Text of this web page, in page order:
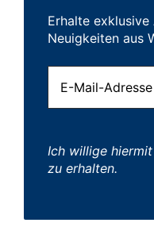
Erhalte
Neuigkeiten aus
Ich willige
zu erhalten.